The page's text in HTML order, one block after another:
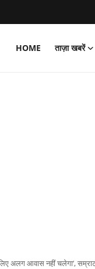
HOME ताज़ा खबरें
अलग आवास नहीं चलेगा’,